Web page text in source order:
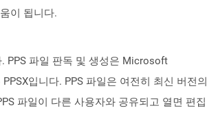
이 됩니다.
PPS 파일 판독 및 생성은 Microsoft
입니다. PPS 파일은 여전히 ​​최신 버전의
파일이 다른 사용자와 공유되고 열면 편집